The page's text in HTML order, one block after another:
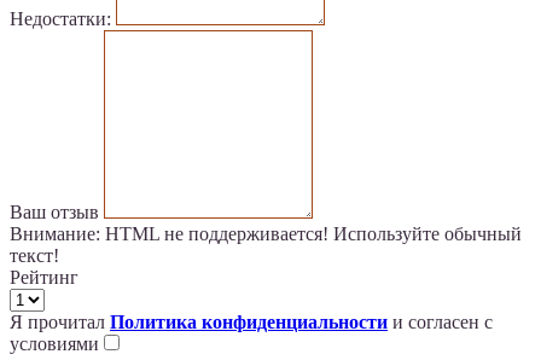
Недостатки:
Ваш отзыв
Внимание: HTML не поддерживается! Используйте обычный
текст!
Рейтинг
Я прочитал Политика конфиденциальности и согласен с
условиями